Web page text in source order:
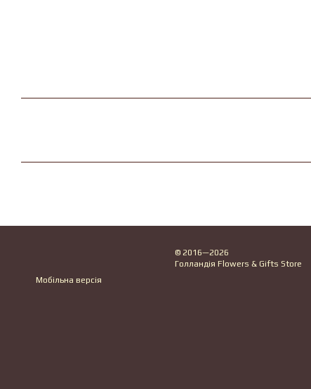
Мобільна версія
© 2016—2026
Голландія Flowers & Gifts Store